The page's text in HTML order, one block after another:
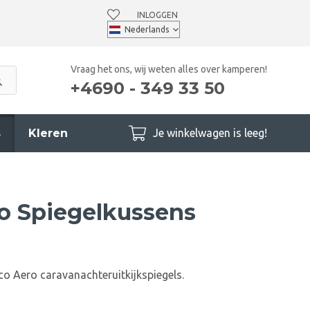
INLOGGEN
Vraag het ons, wij weten alles over kamperen!
+4690 - 349 33 50
Kleren Je winkelwagen is leeg!
Spiegelkussens
Aero caravanachteruitkijkspiegels.